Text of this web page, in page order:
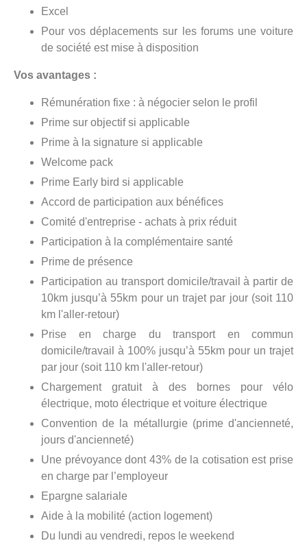
Excel
Pour vos déplacements sur les forums une voiture
de société est mise à disposition
Vos avantages :
Rémunération fixe : à négocier selon le profil
Prime sur objectif si applicable
Prime à la signature si applicable
Welcome pack
Prime Early bird si applicable
Accord de participation aux bénéfices
Comité d'entreprise - achats à prix réduit
Participation à la complémentaire santé
Prime de présence
Participation au transport domicile/travail à partir de
10km jusqu’à 55km pour un trajet par jour (soit 110
km l'aller-retour)
Prise en charge du transport en commun
domicile/travail à 100% jusqu’à 55km pour un trajet
par jour (soit 110 km l'aller-retour)
Chargement gratuit à des bornes pour vélo
électrique, moto électrique et voiture électrique
Convention de la métallurgie (prime d'ancienneté,
jours d'ancienneté)
Une prévoyance dont 43% de la cotisation est prise
en charge par l’employeur
Epargne salariale
Aide à la mobilité (action logement)
Du lundi au vendredi, repos le weekend